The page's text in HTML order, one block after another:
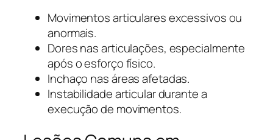
Movimentos articulares excessivos ou
anormais.
Dores nas articulações, especialmente
após o esforço físico.
Inchaço nas áreas afetadas.
Instabilidade articular durante a
execução de movimentos.